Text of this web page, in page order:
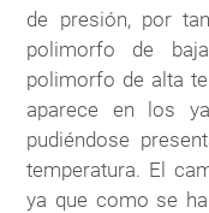
de presión, por
polimorfo de
polimorfo de alta
aparece en los
pudiéndose
temperatura. El
ya que como se